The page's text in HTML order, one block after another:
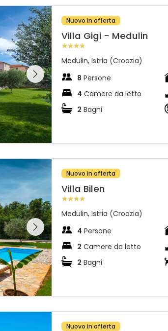
l'intera
sulla
Nuovo in offerta
Villa Gigi - Medulin
Medulin, Istria (Croazia)
8 Persone
4 Camere da letto
2 Bagni
l'intera
sulla
Nuovo in offerta
Villa Bilen
Medulin, Istria (Croazia)
4 Persone
2 Camere da letto
2 Bagni
Nuovo in offerta